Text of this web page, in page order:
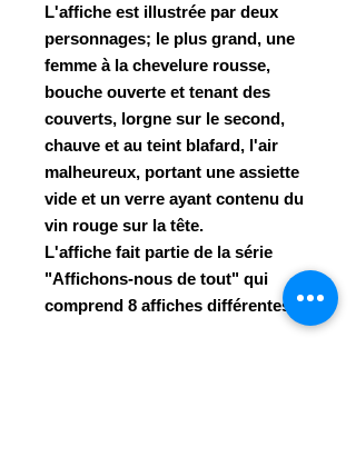
L'affiche est illustrée par deux
personnages; le plus grand, une
femme à la chevelure rousse,
bouche ouverte et tenant des
couverts, lorgne sur le second,
chauve et au teint blafard, l'air
malheureux, portant une assiette
vide et un verre ayant contenu du
vin rouge sur la tête.
L'affiche fait partie de la série
"Affichons-nous de tout" qui
comprend 8 affiches différentes.